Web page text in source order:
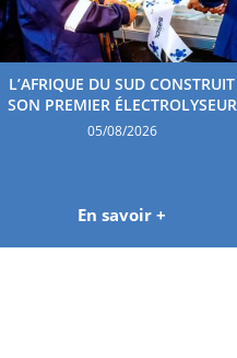
L’AFRIQUE DU SUD CONSTRUIT
SON PREMIER ÉLECTROLYSEUR
05/08/2026
En savoir +